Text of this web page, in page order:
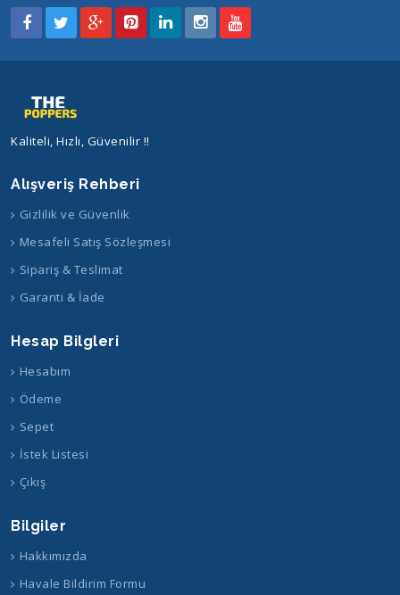
Kaliteli, Hızlı, Güvenilir !!
Alışveriş Rehberi
Gizlilik ve Güvenlik
Mesafeli Satış Sözleşmesi
Sipariş & Teslimat
Garanti & İade
Hesap Bilgleri
Hesabım
Ödeme
Sepet
İstek Listesi
Çıkış
Bilgiler
Hakkımızda
Havale Bildirim Formu